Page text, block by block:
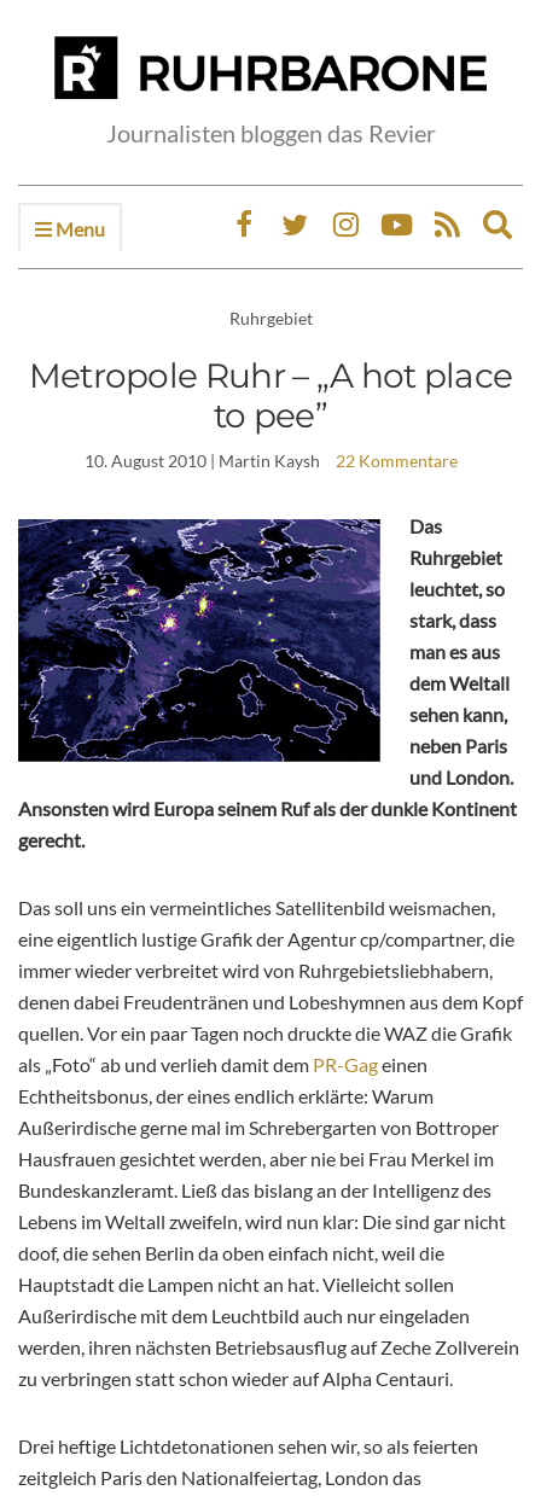
Journalisten bloggen das Revier
Menu
Ruhrgebiet
Metropole Ruhr – „A hot place
to pee”
10. August 2010| Martin Kaysh 22 Kommentare
Das
Ruhrgebiet
leuchtet, so
stark, dass
man es aus
dem Weltall
sehen kann,
neben Paris
und London.
Ansonsten wird Europa seinem Ruf als der dunkle Kontinent
gerecht.
Das soll uns ein vermeintliches Satellitenbild weismachen,
eine eigentlich lustige Grafik der Agentur cp/compartner, die
immer wieder verbreitet wird von Ruhrgebietsliebhabern,
denen dabei Freudentränen und Lobeshymnen aus dem Kopf
quellen. Vor ein paar Tagen noch druckte die WAZ die Grafik
als „Foto“ ab und verlieh damit dem PR-Gageinen
Echtheitsbonus, der eines endlich erklärte: Warum
Außerirdische gerne mal im Schrebergarten von Bottroper
Hausfrauen gesichtet werden, aber nie bei Frau Merkel im
Bundeskanzleramt. Ließ das bislang an der Intelligenz des
Lebens im Weltall zweifeln, wird nun klar: Die sind gar nicht
doof, die sehen Berlin da oben einfach nicht, weil die
Hauptstadt die Lampen nicht an hat. Vielleicht sollen
Außerirdische mit dem Leuchtbild auch nur eingeladen
werden, ihren nächsten Betriebsausflug auf Zeche Zollverein
zu verbringen statt schon wieder auf Alpha Centauri.
Drei heftige Lichtdetonationen sehen wir, so als feierten
zeitgleich Paris den Nationalfeiertag, London das